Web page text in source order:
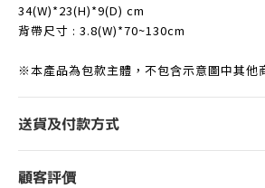
34(W)*23(H)*9(D) cm
背帶尺寸 : 3.8(W)*70~130cm
※本產品為包款主體，不包含示意圖中其他
送貨及付款方式
顧客評價